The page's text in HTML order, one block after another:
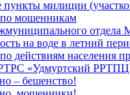
милиции
мошенникам
отдела
на воде в летний
действиям населения
«Удмуртский РРТПЦ»:
– бешенство!